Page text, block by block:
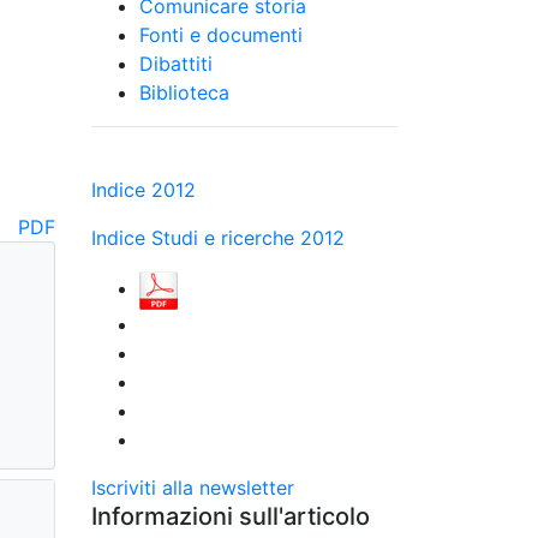
PDF
Comunicare storia
Fonti e documenti
Dibattiti
Biblioteca
Indice 2012
Indice Studi e ricerche 2012
Iscriviti alla newsletter
Informazioni sull'articolo